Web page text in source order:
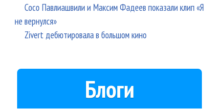
Сосо Павлиашвили и Максим Фадеев показали клип «Я
не вернулся»
Zivert дебютировала в большом кино
Блоги